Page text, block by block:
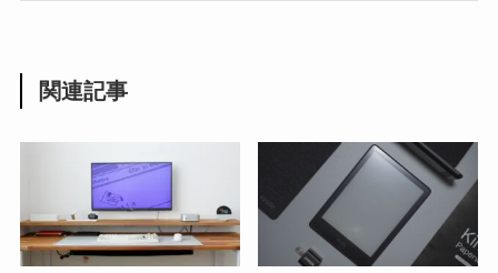
関連記事